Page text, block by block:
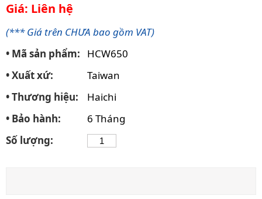
Giá: Liên hệ
(*** Giá trên CHƯA bao gồm VAT)
• Mã sản phẩm:
HCW650
• Xuất xứ:
Taiwan
• Thương hiệu:
Haichi
• Bảo hành:
6 Tháng
Số lượng: